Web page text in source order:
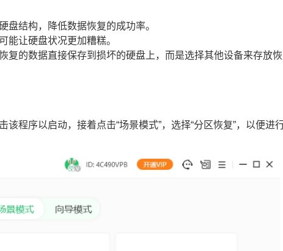
盘结构，降低数据恢复的成功率。
能让硬盘状况更加糟糕。
复的数据直接保存到损坏的硬盘上，而是选择其他设备来存放
程序以启动，接着点击“场景模式”，选择“分区恢复”，以便进